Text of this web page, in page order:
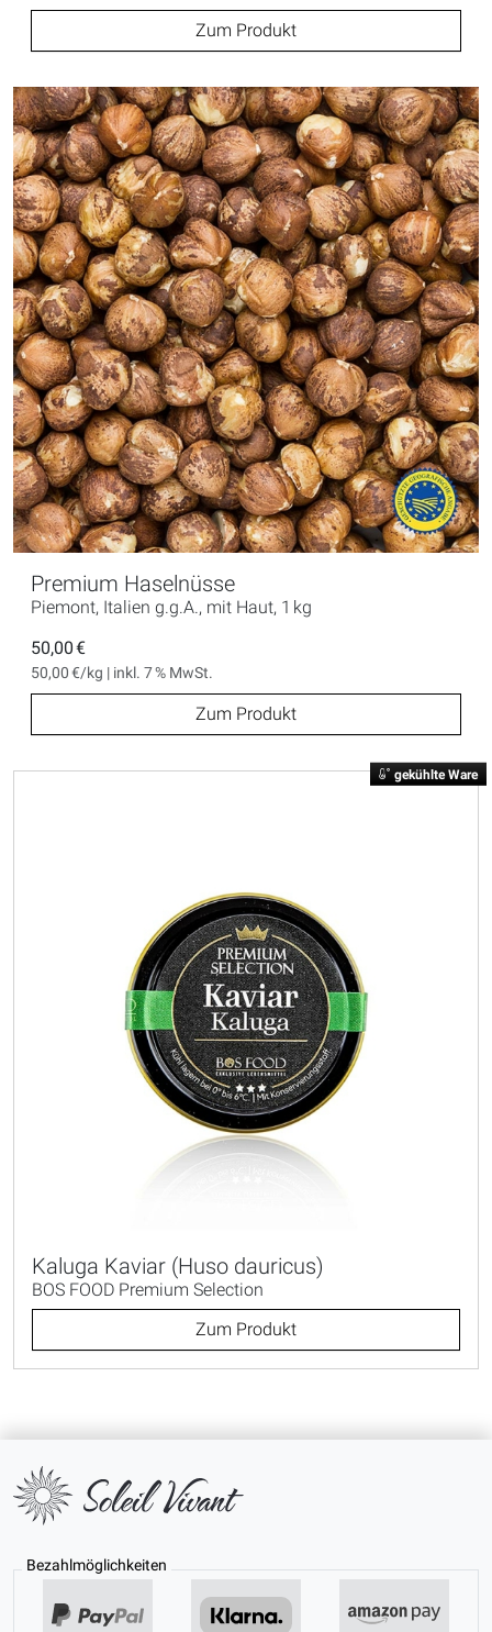
Zum Produkt
Premium Haselnüsse
Piemont, Italien g.g.A., mit Haut, 1 kg
50,00 €
50,00 €/kg | inkl. 7 % MwSt.
Zum Produkt
gekühlte Ware
Kaluga Kaviar (Huso dauricus)
BOS FOOD Premium Selection
Zum Produkt
Bezahlmöglichkeiten